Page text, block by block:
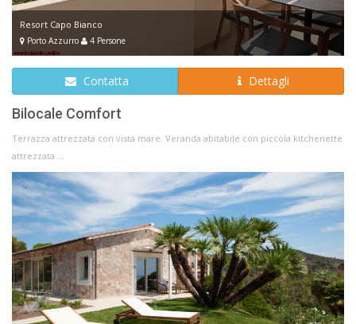
Resort Capo Bianco
Porto Azzurro 4 Persone
Contatta Dettagli
Bilocale Comfort
Terrazza attrezzata con vista mare. Veranda abitabile con piccola kitchenette
attrezzata ...